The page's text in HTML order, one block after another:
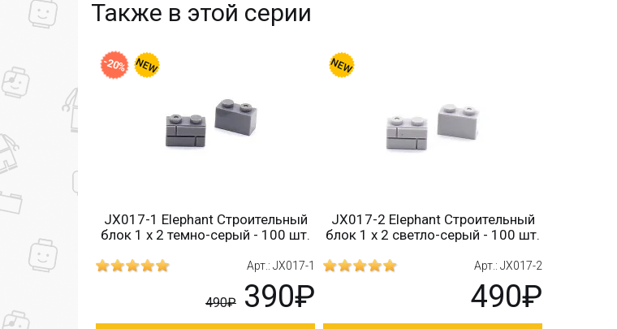
Также в этой серии
JX017-1 Elephant Строительный
блок 1 х 2 темно-серый - 100 шт.
Арт.: JX017-1
490₽ 390₽
-20%
JX017-2 Elephant Строительный
блок 1 х 2 светло-серый - 100 шт.
Арт.: JX017-2
490₽